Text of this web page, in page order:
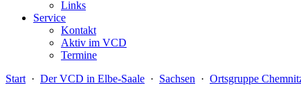
Links
Service
Kontakt
Aktiv im VCD
Termine
Start · Der VCD in Elbe-Saale · Sachsen · Ortsgruppe